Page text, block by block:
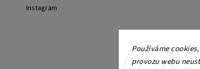
Používáme
provozu webu
Instagram